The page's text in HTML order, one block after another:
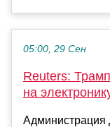
05:00, 29 Сен
Reuters:
на
Администрация